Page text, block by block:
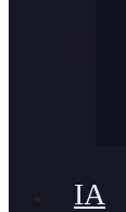
IA